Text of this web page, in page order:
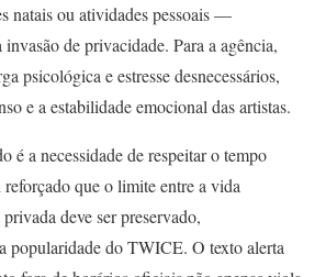
natais ou atividades pessoais —
de privacidade. Para a agência,
psicológica e estresse desnecessários,
e a estabilidade emocional das artistas.
é a necessidade de respeitar o tempo
que o limite entre a vida
deve ser preservado,
popularidade do TWICE. O texto alerta